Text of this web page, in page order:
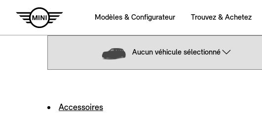
Aucun véhicule sélectionné
Accessoires